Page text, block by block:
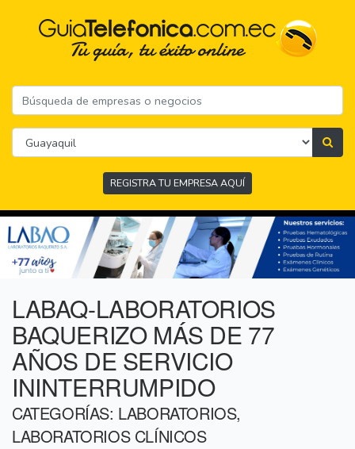
REGISTRA TU EMPRESA AQUÍ
LABAQ-LABORATORIOS
BAQUERIZO MÁS DE 77
AÑOS DE SERVICIO
ININTERRUMPIDO
CATEGORÍAS: LABORATORIOS,
LABORATORIOS CLÍNICOS